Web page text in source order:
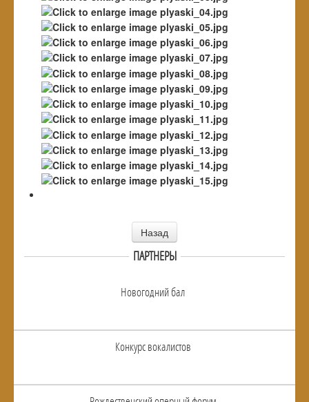
Назад
ПАРТНЕРЫ
Новогодний бал
Конкурс вокалистов